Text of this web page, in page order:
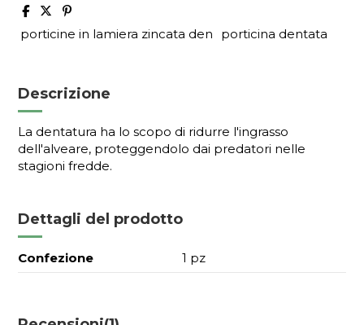
porticine in lamiera zincata den porticina dentata
Descrizione
La dentatura ha lo scopo di ridurre l'ingrasso
dell'alveare, proteggendolo dai predatori nelle
stagioni fredde.
Dettagli del prodotto
Confezione 1 pz